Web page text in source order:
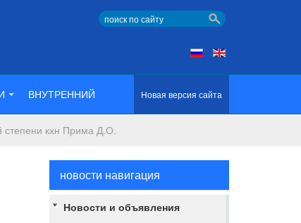
Новая версия сайта
ВНУТРЕННИЙ
степени кхн Прима Д.О.
новости навигация
Новости и объявления